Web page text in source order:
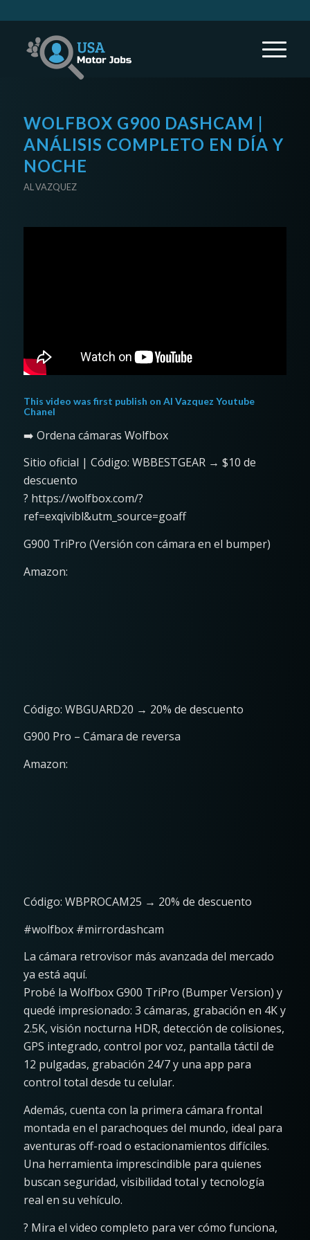
WOLFBOX G900 DASHCAM |
ANÁLISIS COMPLETO EN DÍA Y
NOCHE
AL VAZQUEZ
This video was first publish on Al Vazquez Youtube
Chanel
➡️ Ordena cámaras Wolfbox
Sitio oficial | Código: WBBESTGEAR → $10 de
descuento
? https://wolfbox.com/?
ref=exqivibl&utm_source=goaff
G900 TriPro (Versión con cámara en el bumper)
Amazon:
Código: WBGUARD20 → 20% de descuento
G900 Pro – Cámara de reversa
Amazon:
Código: WBPROCAM25 → 20% de descuento
#wolfbox #mirrordashcam
La cámara retrovisor más avanzada del mercado
ya está aquí.
Probé la Wolfbox G900 TriPro (Bumper Version) y
quedé impresionado: 3 cámaras, grabación en 4K y
2.5K, visión nocturna HDR, detección de colisiones,
GPS integrado, control por voz, pantalla táctil de
12 pulgadas, grabación 24/7 y una app para
control total desde tu celular.
Además, cuenta con la primera cámara frontal
montada en el parachoques del mundo, ideal para
aventuras off-road o estacionamientos difíciles.
Una herramienta imprescindible para quienes
buscan seguridad, visibilidad total y tecnología
real en su vehículo.
? Mira el video completo para ver cómo funciona,